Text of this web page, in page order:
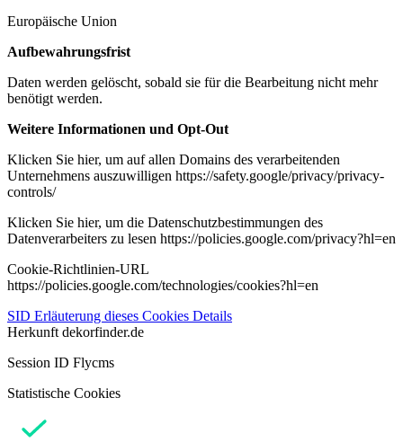
Europäische Union
Aufbewahrungsfrist
Daten werden gelöscht, sobald sie für die Bearbeitung nicht mehr
benötigt werden.
Weitere Informationen und Opt-Out
Klicken Sie hier, um auf allen Domains des verarbeitenden
Unternehmens auszuwilligen https://safety.google/privacy/privacy-
controls/
Klicken Sie hier, um die Datenschutzbestimmungen des
Datenverarbeiters zu lesen https://policies.google.com/privacy?hl=en
Cookie-Richtlinien-URL
https://policies.google.com/technologies/cookies?hl=en
SID Erläuterung dieses Cookies Details
Herkunft dekorfinder.de
Session ID Flycms
Statistische Cookies